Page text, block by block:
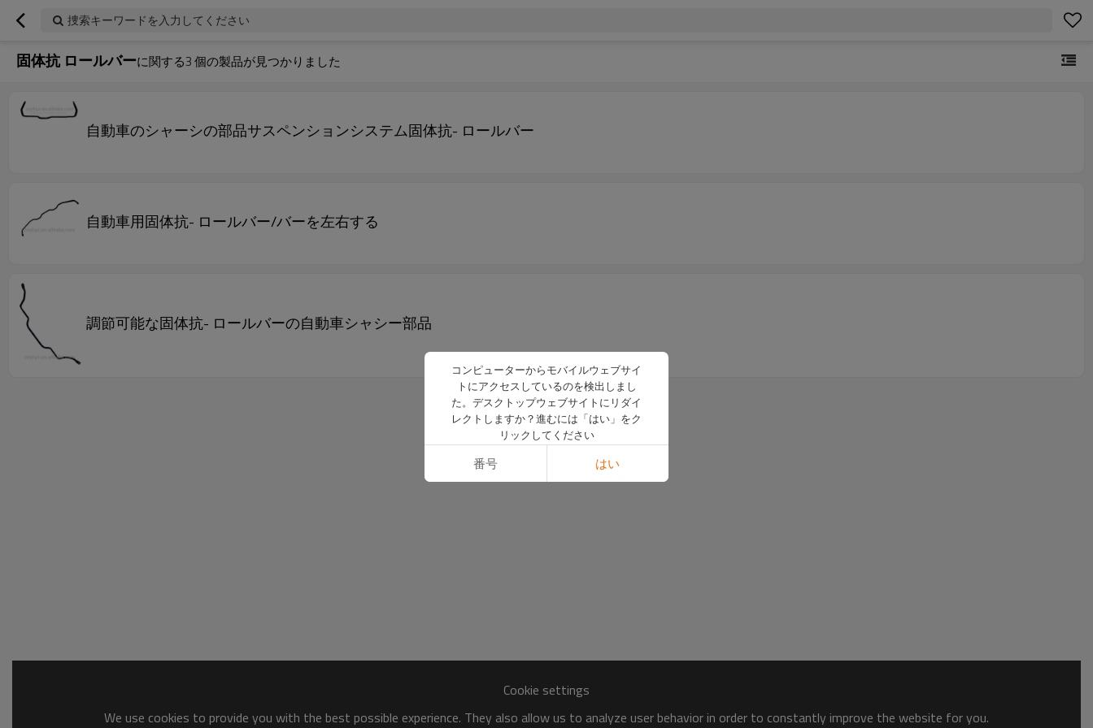
捜索キーワードを入力してください
固体抗 ロールバーに関する3個の製品が見つかりました
自動車のシャーシの部品サスペンションシステム固体抗- ロールバー
自動車用固体抗- ロールバー/バーを左右する
調節可能な固体抗- ロールバーの自動車シャシー部品
Cookie settings
We use cookies to provide you with the best possible experience. They also allow us to analyze user behavior in order to constantly improve the website for you.
コンピューターからモバイルウェブサイ
トにアクセスしているのを検出しまし
た。デスクトップウェブサイトにリダイ
レクトしますか？進むには「はい」をク
リックしてください
番号 はい